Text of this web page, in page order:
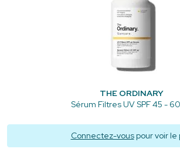
THE ORDINARY
Sérum Filtres UV SPF 45 -
Connectez-vouspour voir le